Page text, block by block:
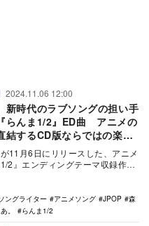
2024.11.06 12:00
新時代のラブソングの担い手
らんま1/2』ED曲 アニメの
結するCD版ならではの楽し
11月6日にリリースした、アニメ
1/2』エンディングテーマ収録作品
たなんて。」EP』レビュー。
ングライター
アニメソング JPOP
森
。 らんま1/2